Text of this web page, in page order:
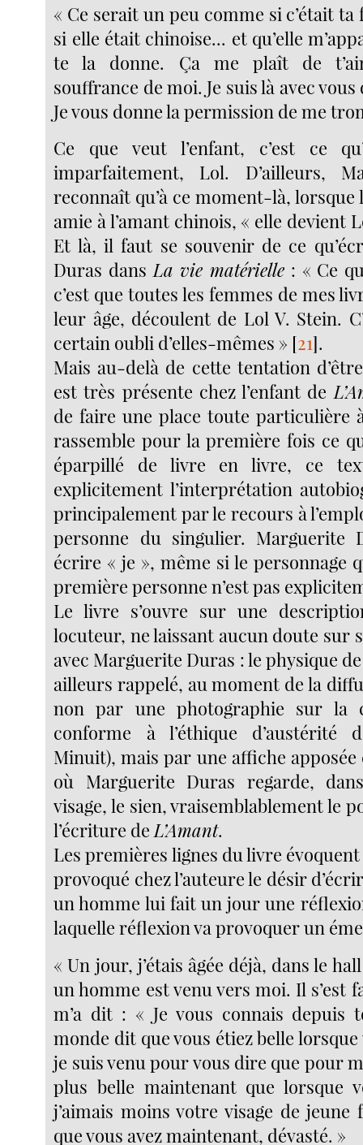
« Ce serait un peu comme si c’était
si elle était chinoise... et qu’elle
te la donne. Ça me plaît de
souffrance de moi. Je suis là avec vous
Je vous donne la permission de me
Ce que veut l’enfant, c’est ce
imparfaitement, Lol. D’ailleurs,
reconnaît qu’à ce moment-là, lorsque
amie à l’amant chinois, « elle devient
Et là, il faut se souvenir de ce
Duras dansLa vie matérielle : « Ce
c’est que toutes les femmes de mes
leur âge, découlent de Lol V. Stein.
certain oubli d’elles-mêmes » [21].
Mais au-delà de cette tentation
est très présente chez l’enfant de
de faire une place toute particulière
rassemble pour la première fois ce
éparpillé de livre en livre, ce
explicitement l’interprétation
principalement par le recours à
personne du singulier. Marguerite
écrire « je », même si le personnage
première personne n’est pas
Le livre s’ouvre sur une
locuteur, ne laissant aucun doute sur
avec Marguerite Duras : le physique
ailleurs rappelé, au moment de la
non par une photographie sur la
conforme à l’éthique d’austérité
Minuit), mais par une affiche apposée
où Marguerite Duras regarde,
visage, le sien, vraisemblablement le
l’écriture deL’Amant.
Les premières lignes du livre
provoqué chez l’auteure le désir
un homme lui fait un jour une
laquelle réflexion va provoquer un
« Un jour, j’étais âgée déjà, dans le
un homme est venu vers moi. Il s’est
m’a dit : « Je vous connais depuis
monde dit que vous étiez belle
je suis venu pour vous dire que pour
plus belle maintenant que lorsque
j’aimais moins votre visage de jeune
que vous avez maintenant, dévasté. »